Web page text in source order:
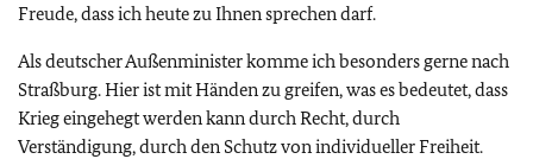
Freude, dass ich heute zu Ihnen sprechen darf.
Als deutscher Außenminister komme ich besonders gerne nach
Straßburg. Hier ist mit Händen zu greifen, was es bedeutet, dass
Krieg eingehegt werden kann durch Recht, durch
Verständigung, durch den Schutz von individueller Freiheit.